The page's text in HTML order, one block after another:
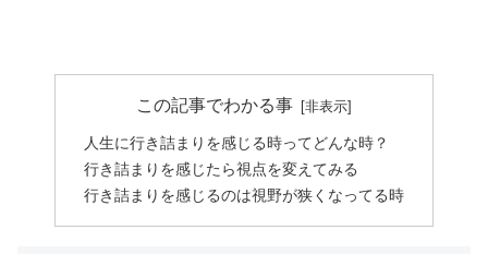
この記事でわかる事
人生に行き詰まりを感じる時ってどんな時？
行き詰まりを感じたら視点を変えてみる
行き詰まりを感じるのは視野が狭くなってる時